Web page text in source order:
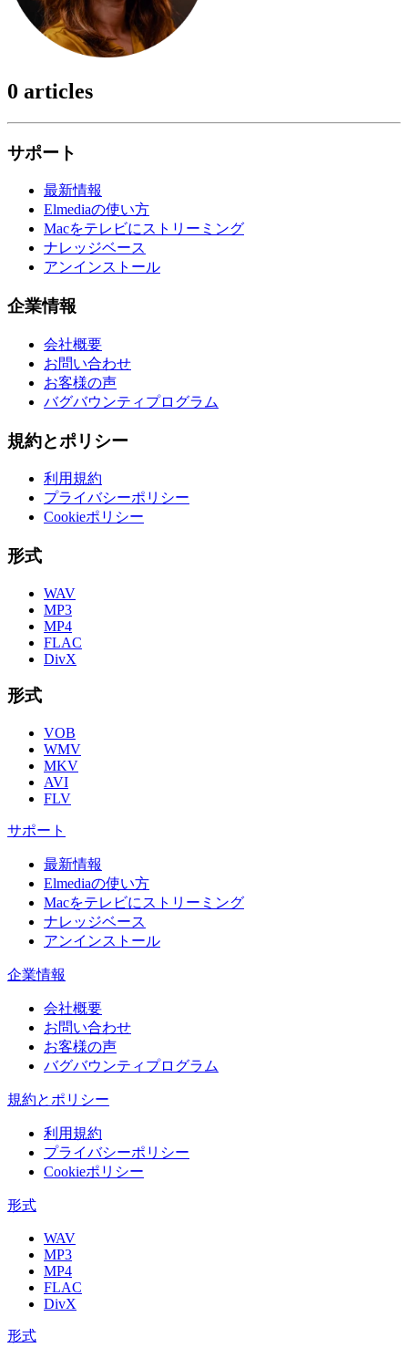
0 articles
サポート
最新情報
Elmediaの使い方
Macをテレビにストリーミング
ナレッジベース
アンインストール
企業情報
会社概要
お問い合わせ
お客様の声
バグバウンティプログラム
規約とポリシー
利用規約
プライバシーポリシー
Cookieポリシー
形式
WAV
MP3
MP4
FLAC
DivX
形式
VOB
WMV
MKV
AVI
FLV
サポート
最新情報
Elmediaの使い方
Macをテレビにストリーミング
ナレッジベース
アンインストール
企業情報
会社概要
お問い合わせ
お客様の声
バグバウンティプログラム
規約とポリシー
利用規約
プライバシーポリシー
Cookieポリシー
形式
WAV
MP3
MP4
FLAC
DivX
形式